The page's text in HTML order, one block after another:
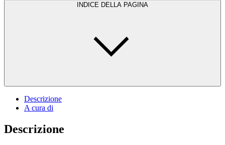
INDICE DELLA PAGINA
Descrizione
A cura di
Descrizione